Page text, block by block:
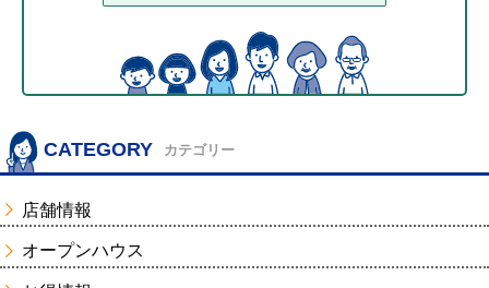
CATEGORY カテゴリー
店舗情報
オープンハウス